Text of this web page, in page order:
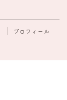
プロフィール